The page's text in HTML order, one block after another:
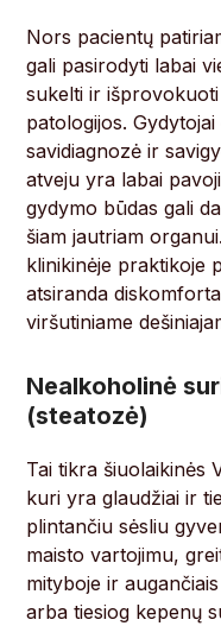
Nors pacientų
gali pasirodyti labai
sukelti ir
patologijos.
savidiagnozė ir
atveju yra labai
gydymo būdas gali
šiam jautriam
klinikinėje praktikoje
atsiranda
viršutiniame
Nealkoholinė
(steatozė)
Tai tikra šiuolaikinės
kuri yra glaudžiai ir
plintančiu sėsliu
maisto vartojimu,
mityboje ir
arba tiesiog kepenų